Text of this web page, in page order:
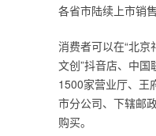
各省市陆续上市销售
消费者可以在“北京
文创”抖音店、中
1500家营业厅、王
市分公司、下辖邮
购买。